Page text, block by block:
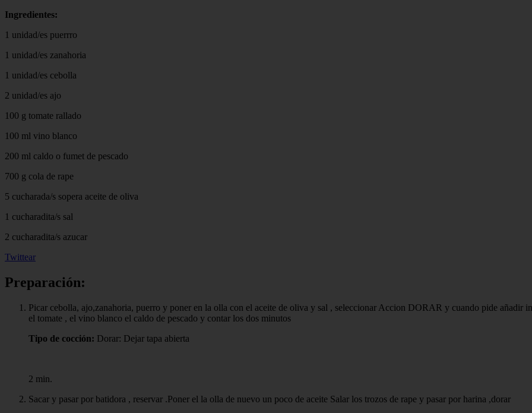
Ingredientes:
1 unidad/es puerrro
1 unidad/es zanahoria
1 unidad/es cebolla
2 unidad/es ajo
100 g tomate rallado
100 ml vino blanco
200 ml caldo o fumet de pescado
700 g cola de rape
5 cucharada/s sopera aceite de oliva
1 cucharadita/s sal
2 cucharadita/s azucar
Twittear
Preparación:
Picar cebolla, ajo,zanahoria, puerro y poner en la olla con el aceite de oliva y sal , seleccionar Accion DORAR y cuando pide añadir
el tomate , el vino blanco el caldo de pescado y contar los dos minutos
Tipo de cocción: Dorar: Dejar tapa abierta
2 min.
Sacar y pasar por batidora , reservar .Poner el la olla de nuevo un poco de aceite Salar los trozos de rape y pasar por harina ,dorar